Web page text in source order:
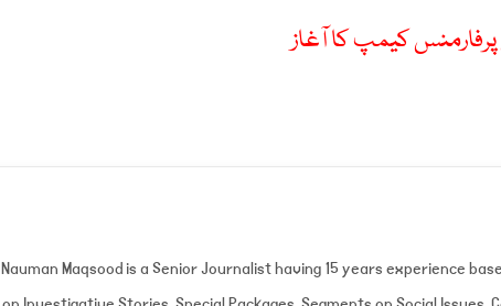
Nauman Maqsood is a Senior Journalist having 15 years experience